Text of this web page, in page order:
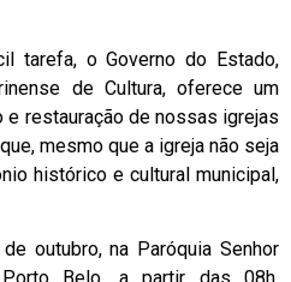
tarefa, o Governo do Estado,
de Cultura, oferece um
restauração de nossas igrejas
mesmo que a igreja não seja
histórico e cultural municipal,
outubro, na Paróquia Senhor